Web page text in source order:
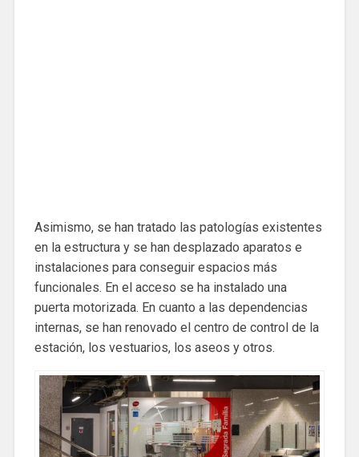
Asimismo, se han tratado las patologías existentes
en la estructura y se han desplazado aparatos e
instalaciones para conseguir espacios más
funcionales. En el acceso se ha instalado una
puerta motorizada. En cuanto a las dependencias
internas, se han renovado el centro de control de la
estación, los vestuarios, los aseos y otros.